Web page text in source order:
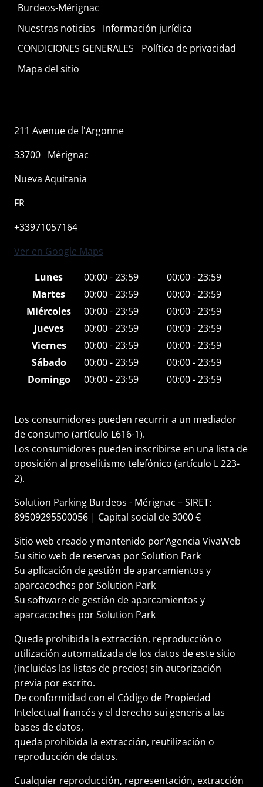
Burdeos-Mérignac
Nuestras noticias
Información jurídica
CONDICIONES GENERALES
Política de privacidad
Mapa del sitio
211 Avenue de l'Argonne
33700 Mérignac
Nueva Aquitania
FR
+33971057164
Ver en Google Maps
Lunes
00:00 - 23:59
00:00 - 23:59
Martes
00:00 - 23:59
00:00 - 23:59
Miércoles
00:00 - 23:59
00:00 - 23:59
Jueves
00:00 - 23:59
00:00 - 23:59
Viernes
00:00 - 23:59
00:00 - 23:59
Sábado
00:00 - 23:59
00:00 - 23:59
Domingo
00:00 - 23:59 00:00 - 23:59
Los consumidores pueden recurrir a un mediador
de consumo (artículo L616-1).
Los consumidores pueden inscribirse en una lista de
oposición al proselitismo telefónico (artículo L 223-
2).
Solution Parking Burdeos - Mérignac – SIRET:
89509295500056 | Capital social de 3000 €
Sitio web creado y mantenido por’Agencia VivaWeb
Su sitio web de reservas por Solution Park
Su aplicación de gestión de aparcamientos y
aparcacoches por Solution Park
Su software de gestión de aparcamientos y
aparcacoches por Solution Park
Queda prohibida la extracción, reproducción o
utilización automatizada de los datos de este sitio
(incluidas las listas de precios) sin autorización
previa por escrito.
De conformidad con el Código de Propiedad
Intelectual francés y el derecho sui generis a las
bases de datos,
queda prohibida la extracción, reutilización o
reproducción de datos.
Cualquier reproducción, representación, extracción